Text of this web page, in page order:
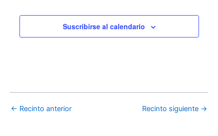
Suscribirse al calendario
← Recinto anterior Recinto siguiente →